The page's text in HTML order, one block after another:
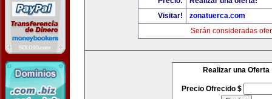
Visitar!
zonatuerca.com
Serán consideradas
Realizar una Oferta
Precio Ofrecido $